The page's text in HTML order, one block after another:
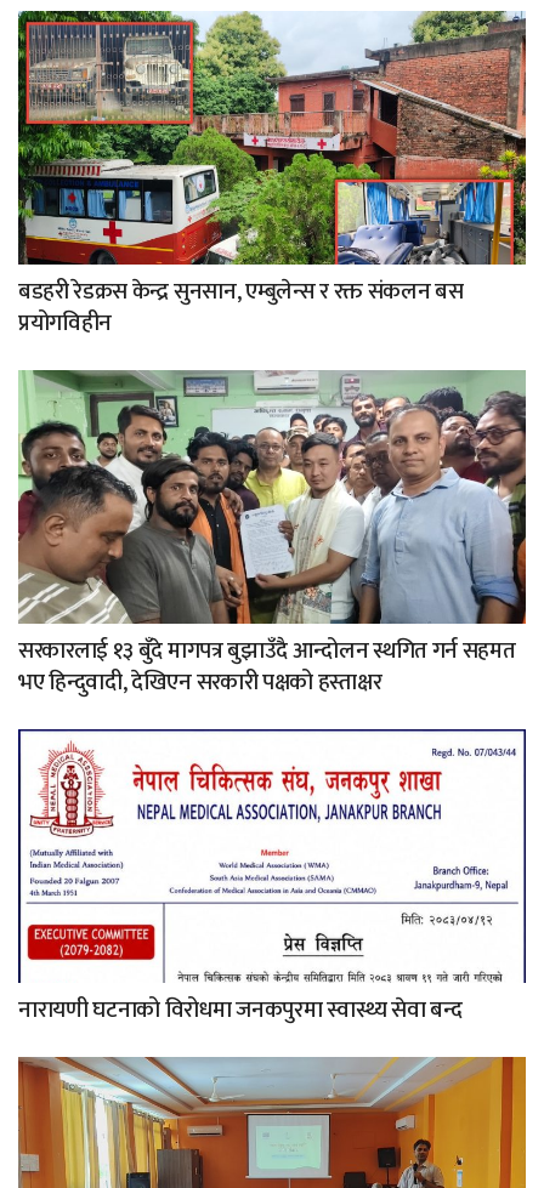
बडहरी रेडक्रस केन्द्र सुनसान, एम्बुलेन्स र रक्त संकलन बस
प्रयोगविहीन
सरकारलाई १३ बुँदे मागपत्र बुझाउँदै आन्दोलन स्थगित गर्न सहमत
भए हिन्दुवादी, देखिएन सरकारी पक्षको हस्ताक्षर
नारायणी घटनाको विरोधमा जनकपुरमा स्वास्थ्य सेवा बन्द